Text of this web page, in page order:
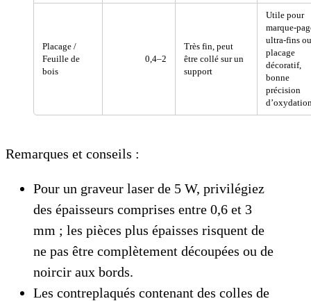
Placage /
Feuille de
bois
0,4–2
Très fin, peut
être collé sur un
support
Utile pour
marque-
ultra-fins ou
placage
décoratif,
bonne
précision
Remarques et conseils :
Pour un graveur laser de 5 W, privilégiez
des épaisseurs comprises entre 0,6 et 3
mm ; les pièces plus épaisses risquent de
ne pas être complètement découpées ou de
noircir aux bords.
Les contreplaqués contenant des colles de